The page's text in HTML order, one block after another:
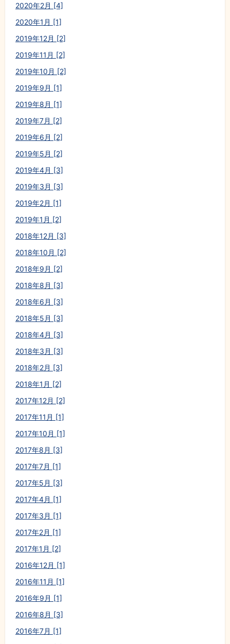
2020年2月 [4]
2020年1月 [1]
2019年12月 [2]
2019年11月 [2]
2019年10月 [2]
2019年9月 [1]
2019年8月 [1]
2019年7月 [2]
2019年6月 [2]
2019年5月 [2]
2019年4月 [3]
2019年3月 [3]
2019年2月 [1]
2019年1月 [2]
2018年12月 [3]
2018年10月 [2]
2018年9月 [2]
2018年8月 [3]
2018年6月 [3]
2018年5月 [3]
2018年4月 [3]
2018年3月 [3]
2018年2月 [3]
2018年1月 [2]
2017年12月 [2]
2017年11月 [1]
2017年10月 [1]
2017年8月 [3]
2017年7月 [1]
2017年5月 [3]
2017年4月 [1]
2017年3月 [1]
2017年2月 [1]
2017年1月 [2]
2016年12月 [1]
2016年11月 [1]
2016年9月 [1]
2016年8月 [3]
2016年7月 [1]